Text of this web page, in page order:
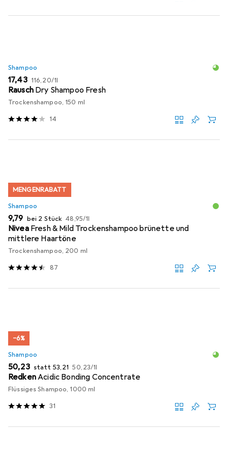
Shampoo
EUR
17,43 EUR
116,20/1l
Rausch Dry Shampoo Fresh
Trockenshampoo, 150 ml
14
MENGENRABATT
Shampoo
EUR
9,79 bei 2 Stück EUR
48,95/1l
Nivea Fresh & Mild Trockenshampoo brünette und
mittlere Haartöne
Trockenshampoo, 200 ml
87
−6%
Shampoo
EUR
50,23 statt EUR
53,21 EUR
50,23/1l
RedkenAcidic Bonding Concentrate
Flüssiges Shampoo, 1000 ml
31